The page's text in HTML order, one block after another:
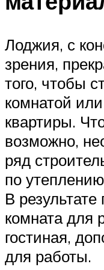
Лоджия, с
зрения,
того, чтобы
комнатой
квартиры.
возможно,
ряд
по
В
комната для
гостиная,
для работы.